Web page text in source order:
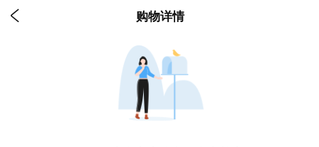
 购物详情